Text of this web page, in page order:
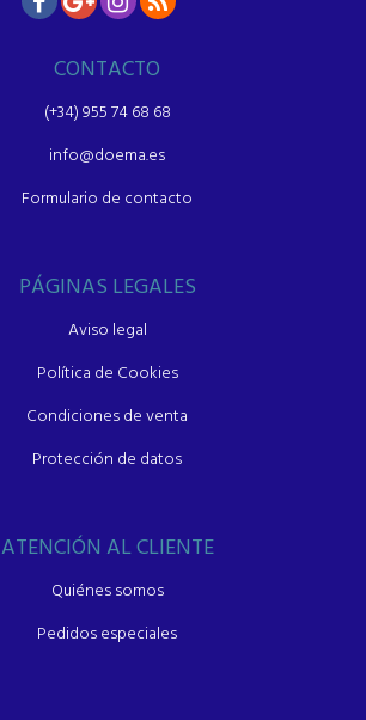
CONTACTO
(+34) 955 74 68 68
info@doema.es
Formulario de contacto
PÁGINAS LEGALES
Aviso legal
Política de Cookies
Condiciones de venta
Protección de datos
ATENCIÓN AL CLIENTE
Quiénes somos
Pedidos especiales